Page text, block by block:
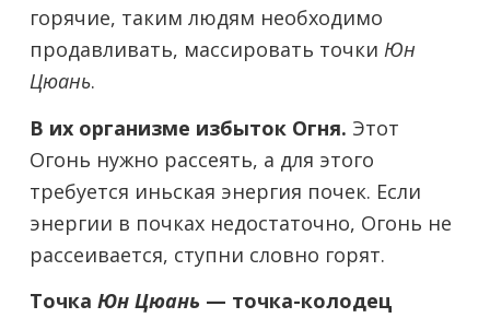
горячие, таким людям необходимо
продавливать, массировать точки Юн
Цюань.
В их организме избыток Огня. Этот
Огонь нужно рассеять, а для этого
требуется иньская энергия почек. Если
энергии в почках недостаточно, Огонь не
рассеивается, ступни словно горят.
Точка Юн Цюань — точка-колодец